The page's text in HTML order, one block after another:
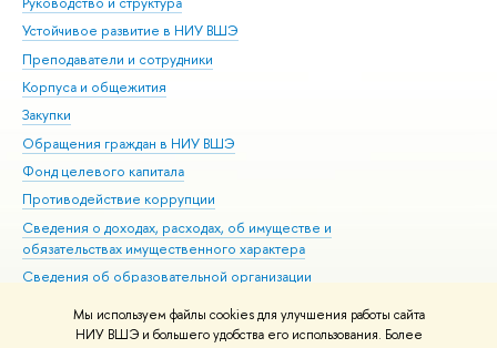
Мы используем файлы cookies для улучшения работы сайта
НИУ ВШЭ и большего удобства его использования. Более
Устойчивое развитие в НИУ ВШЭ
Преподаватели и сотрудники
Корпуса и общежития
Закупки
Обращения граждан в НИУ ВШЭ
Фонд целевого капитала
Противодействие коррупции
Сведения о доходах, расходах, об имуществе и
обязательствах имущественного характера
Сведения об образовательной организации
Людям с ограниченными возможностями здоровья
Единая платежная страница